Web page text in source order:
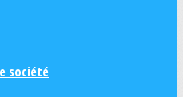
société